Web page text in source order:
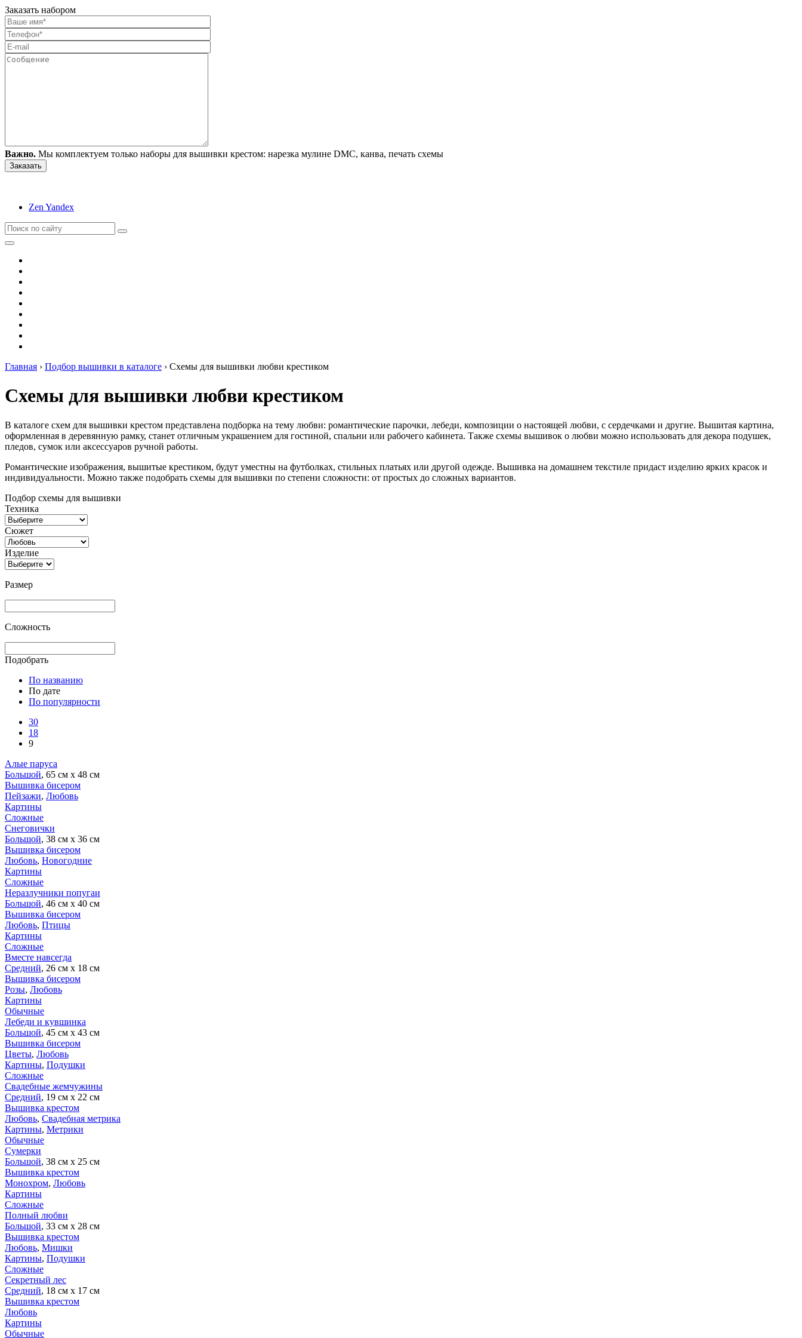
Заказать набором
Важно. Мы комплектуем только наборы для вышивки крестом: нарезка мулине DMC, канва, печать схемы
Zen Yandex
Главная › Подбор вышивки в каталоге › Схемы для вышивки любви крестиком
Схемы для вышивки любви крестиком
В каталоге схем для вышивки крестом представлена подборка на тему любви: романтические парочки, лебеди, композиции о настоящей любви, с сердечками и другие. Вышитая картина,
оформленная в деревянную рамку, станет отличным украшением для гостиной, спальни или рабочего кабинета. Также схемы вышивок о любви можно использовать для декора подушек,
пледов, сумок или аксессуаров ручной работы.
Романтические изображения, вышитые крестиком, будут уместны на футболках, стильных платьях или другой одежде. Вышивка на домашнем текстиле придаст изделию ярких красок и
индивидуальности. Можно также подобрать схемы для вышивки по степени сложности: от простых до сложных вариантов.
Подбор схемы для вышивки
Техника
Сюжет
Изделие
Размер
Сложность
Подобрать
По названию
По дате
По популярности
30
18
9
Алые паруса
Большой, 65 см х 48 см
Вышивка бисером
Пейзажи, Любовь
Картины
Сложные
Снеговички
Большой, 38 см х 36 см
Вышивка бисером
Любовь, Новогодние
Картины
Сложные
Неразлучники попугаи
Большой, 46 см х 40 см
Вышивка бисером
Любовь, Птицы
Картины
Сложные
Вместе навсегда
Средний, 26 см х 18 см
Вышивка бисером
Розы, Любовь
Картины
Обычные
Лебеди и кувшинка
Большой, 45 см х 43 см
Вышивка бисером
Цветы, Любовь
Картины, Подушки
Сложные
Свадебные жемчужины
Средний, 19 см х 22 см
Вышивка крестом
Любовь, Свадебная метрика
Картины, Метрики
Обычные
Сумерки
Большой, 38 см х 25 см
Вышивка крестом
Монохром, Любовь
Картины
Сложные
Полный любви
Большой, 33 см х 28 см
Вышивка крестом
Любовь, Мишки
Картины, Подушки
Сложные
Секретный лес
Средний, 18 см х 17 см
Вышивка крестом
Любовь
Картины
Обычные